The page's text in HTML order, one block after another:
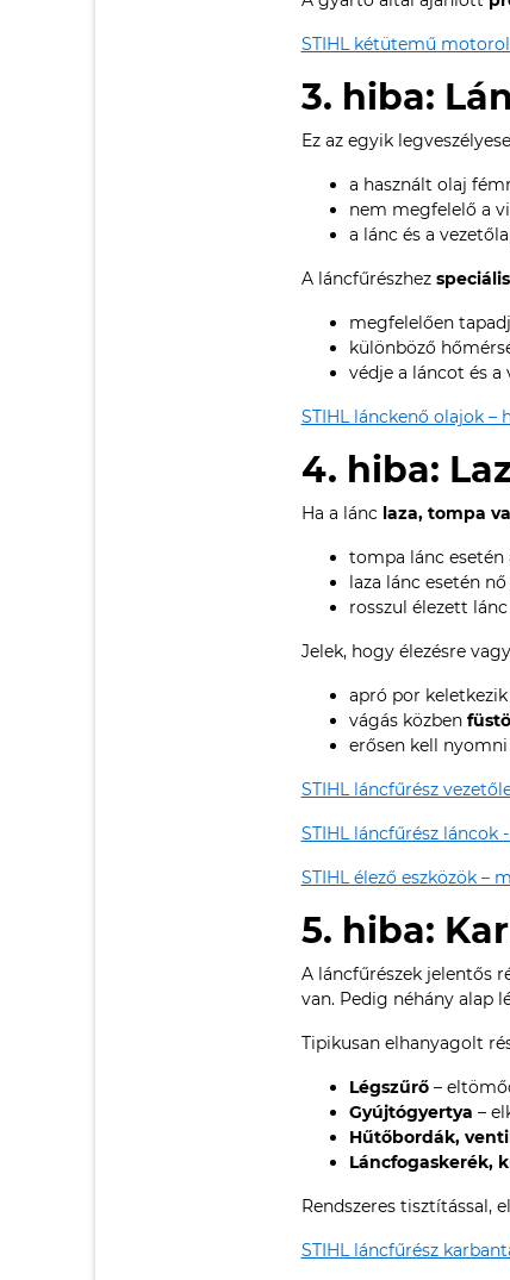
STIHL kétütemű
3. hiba:
Ez az egyik
a használt olaj
nem megfelelő a
a lánc és a
A láncfűrészhez
megfelelően
különböző
védje a láncot és
STIHL lánckenő olajok –
4. hiba:
Ha a lánc laza, tompa
tompa lánc
laza lánc esetén nő
rosszul élezett
Jelek, hogy élezésre
apró por
vágás közben
erősen kell
STIHL láncfűrész
STIHL láncfűrész
STIHL élező eszközök –
5. hiba:
A láncfűrészek jelentős
van. Pedig néhány alap
Tipikusan elhanyagolt
Légszűrő–
Gyújtógyertya –
Hűtőbordák,
Láncfogaskerék,
Rendszeres tisztítással,
STIHL láncfűrész